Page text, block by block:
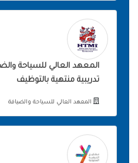
تدريبية منتهية بالتوظيف
المعهد العالي للسياحة والضيافة